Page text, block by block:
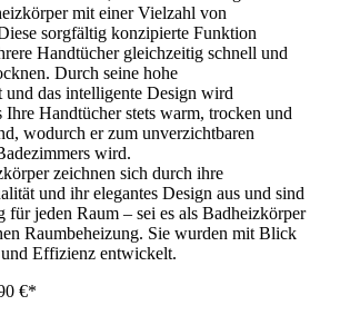
mit einer Vielzahl von
sorgfältig konzipierte Funktion
Handtücher gleichzeitig schnell und
Durch seine hohe
und das intelligente Design wird
Ihre Handtücher stets warm, trocken und
wodurch er zum unverzichtbaren
wird.
zeichnen sich durch ihre
und ihr elegantes Design aus und sind
für jeden Raum – sei es als Badheizkörper
Raumbeheizung. Sie wurden mit Blick
Effizienz entwickelt.
€*